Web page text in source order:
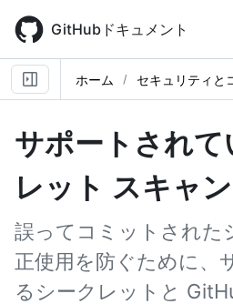
main
content
GitHubドキュメント
ホーム セキュリティと
サポートされて
レット スキャ
誤ってコミットされた
正使用を防ぐために、
るシークレットと